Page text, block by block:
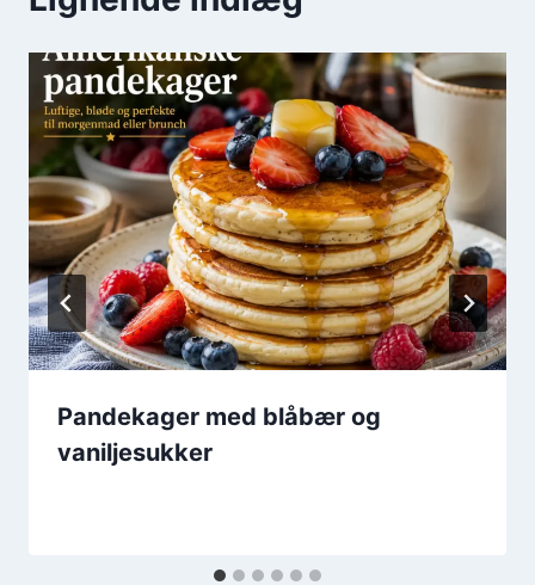
Pandekager med blåbær og
vaniljesukker